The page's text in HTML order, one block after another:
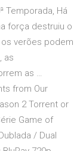
Temporada, Há
força destruiu o
verões podem
as
as …
from Our
2 Torrent or
Game of
/ Dual